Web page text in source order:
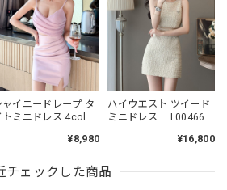
ャイニードレープ タ
トミニドレス 4col
¥8,980
ハイウエスト ツイード
ミニドレス L00466
¥16,800
チェックした商品